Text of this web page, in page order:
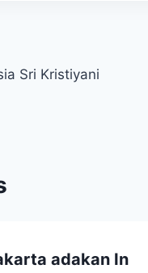
Sri Kristiyani
adakan In